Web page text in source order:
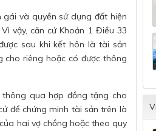
và quyền sử dụng đất hiện
vậy, căn cứ Khoản 1 Điều 33
sau khi kết hôn là tài sản
cho riêng hoặc có được thông
qua hợp đồng tặng cho
để chứng minh tài sản trên là
hai vợ chồng hoặc theo quy